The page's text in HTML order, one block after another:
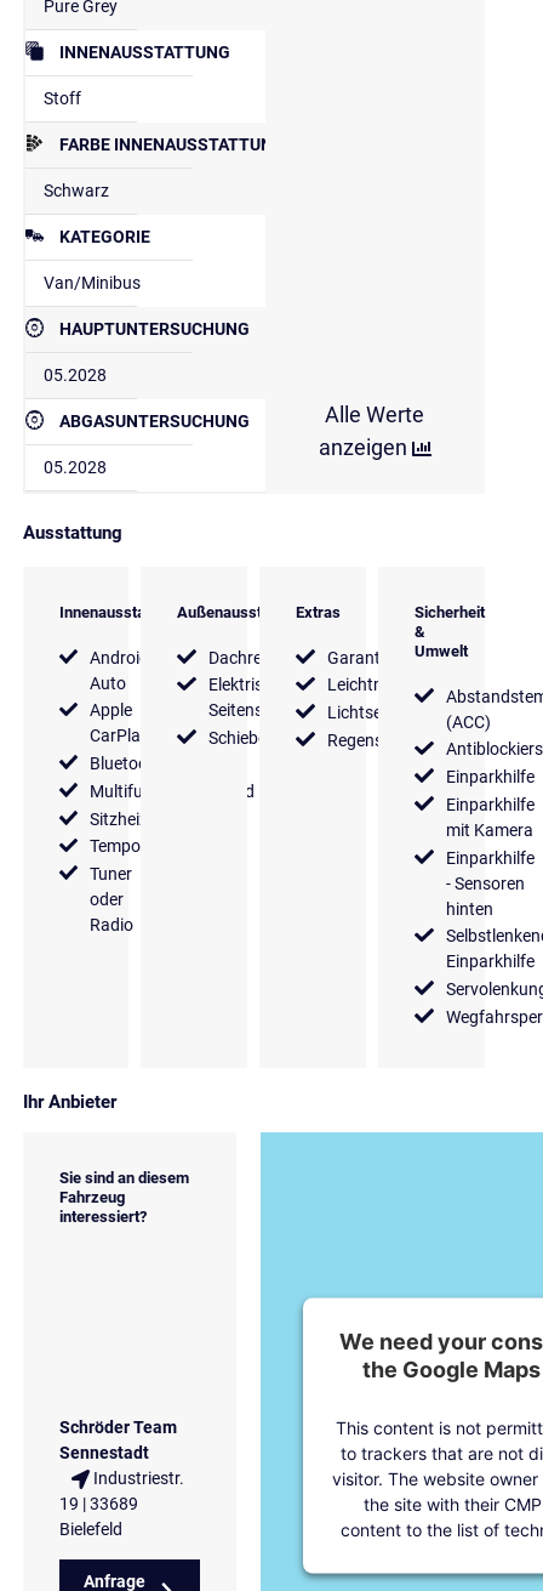
Pure Grey
INNENAUSSTATTUNG
Stoff
FARBE INNENAUSSTATTUNG
Schwarz
KATEGORIE
Van/Minibus
HAUPTUNTERSUCHUNG
05.2028
ABGASUNTERSUCHUNG
05.2028
Alle Werte
anzeigen
Ausstattung
Innenausstattung
Android
Auto
Apple
CarPlay
Bluetooth
Multifunktionslenkrad
Sitzheizung
Tempomat
Tuner
oder
Radio
Außenausstattung
Dachreling
Elektrische
Seitenspiegel
Schiebetür
Extras
Garantie
Leichtmetallfelgen
Lichtsensor
Regensensor
Sicherheit
&
Umwelt
(ACC)
Einparkhilfe
Einparkhilfe
mit Kamera
Einparkhilfe
- Sensoren
hinten
Einparkhilfe
Ihr Anbieter
Sie sind an diesem
Fahrzeug
interessiert?
Schröder Team
Sennestadt
Industriestr.
19 | 33689
Bielefeld
Anfrage
We need your
the Google
This content is not
to trackers that are not
visitor. The website
the site with their
content to the list of